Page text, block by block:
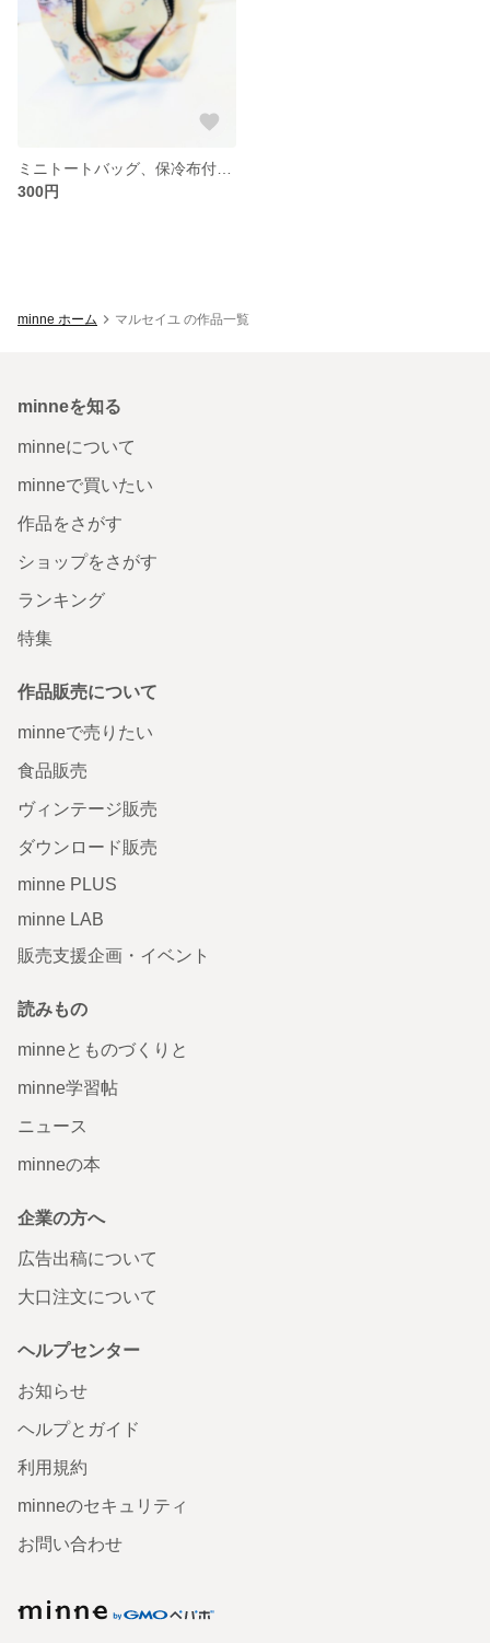
300円
minne ホーム マルセイユ の作品一覧
minneを知る
minneについて
minneで買いたい
作品をさがす
ショップをさがす
ランキング
特集
作品販売について
minneで売りたい
食品販売
ヴィンテージ販売
ダウンロード販売
minne PLUS
minne LAB
販売支援企画・イベント
読みもの
minneとものづくりと
minne学習帖
ニュース
minneの本
企業の方へ
広告出稿について
大口注文について
ヘルプセンター
お知らせ
ヘルプとガイド
利用規約
minneのセキュリティ
お問い合わせ